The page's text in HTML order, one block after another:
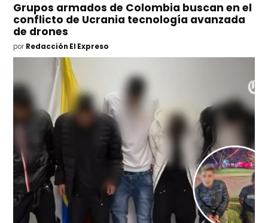
Grupos armados de Colombia buscan en el
conflicto de Ucrania tecnología avanzada
de drones
por Redacción El Expreso